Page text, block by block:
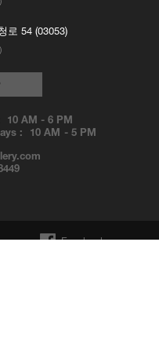
로 54 (03053)
10 AM -6 PM
: 10 AM -5 PM
Facebook